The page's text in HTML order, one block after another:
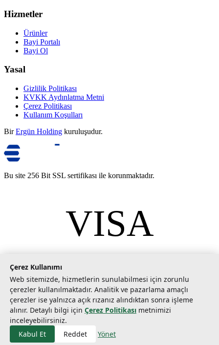
Hizmetler
Ürünler
Bayi Portalı
Bayi Ol
Yasal
Gizlilik Politikası
KVKK Aydınlatma Metni
Çerez Politikası
Kullanım Koşulları
Bir Ergün Holding kuruluşudur.
Bu site 256 Bit SSL sertifikası ile korunmaktadır.
VISA
mastercard
2026Tarımcom Tarım ve Teknoloji A.Ş. Tüm hakları saklıdır.